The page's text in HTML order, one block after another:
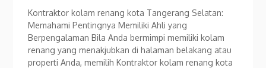
Kontraktor kolam renang kota Tangerang Selatan:
Memahami Pentingnya Memiliki Ahli yang
Berpengalaman Bila Anda bermimpi memiliki kolam
renang yang menakjubkan di halaman belakang atau
properti Anda, memilih Kontraktor kolam renang kota